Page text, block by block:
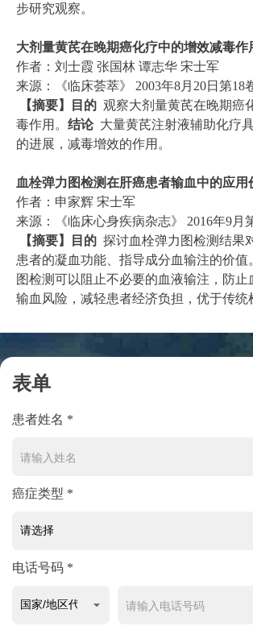
步研究观察。
大剂量黄芪在晚期癌化疗中的增效减毒作
作者：刘士霞 张国林 谭志华 宋士军
来源：《临床荟萃》 2003年8月20日第18
【摘要】目的 观察大剂量黄芪在晚期癌
毒作用。 结论 大量黄芪注射液辅助化疗
的进展，减毒增效的作用。
血栓弹力图检测在肝癌患者输血中的应用
作者：申家辉 宋士军
来源：《临床心身疾病杂志》 2016年9月
【摘要】目的 探讨血栓弹力图检测结果
患者的凝血功能、指导成分血输注的价值
图检测可以阻止不必要的血液输注，防止
输血风险，减轻患者经济负担，优于传统
表单
患者姓名 *
癌症类型 *
电话号码 *